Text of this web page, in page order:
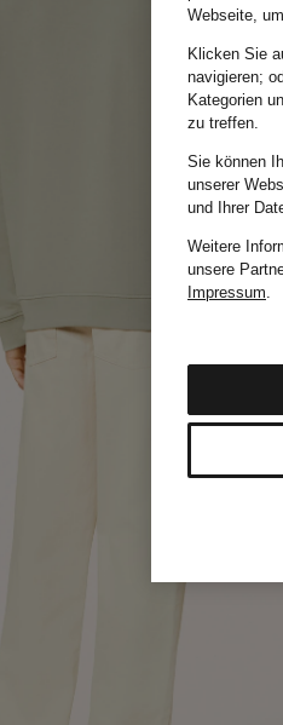
Webseite,
Klicken Sie
navigieren;
Kategorien
zu treffen.
Sie können
unserer
und Ihrer
Weitere
unsere
Impressum.